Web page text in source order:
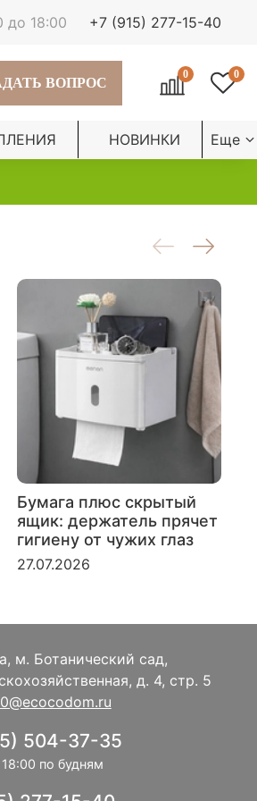
до 18:00 +7 (915) 277-15-40
ВОПРОС
0 0
НОВИНКИ Еще
Бумага плюс скрытый
ящик: держатель прячет
гигиену от чужих глаз
27.07.2026
м. Ботанический сад,
д. 4, стр. 5
504-37-35
по будням